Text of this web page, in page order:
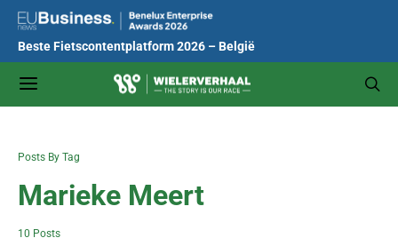
Beste Fietscontentplatform 2026 – België
Posts By Tag
Marieke Meert
10 Posts